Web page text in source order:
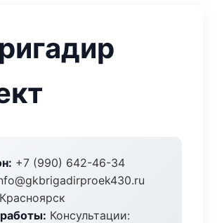
+7 (990) 642-46-34
Красноярск
Консультации: